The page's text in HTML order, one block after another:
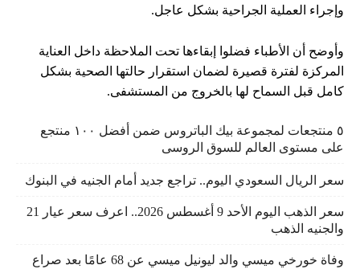
وإجراء العملية الجراحية بشكل عاجل.
وأوضح أن الأطباء فضلوا إبقاءها تحت الملاحظة داخل العناية
المركزة لفترة قصيرة لضمان استقرار حالتها الصحية بشكل
كامل قبل السماح لها بالخروج من المستشفى.
٥ منتجعات لمجموعة بيك الباتروس ضمن أفضل ١٠٠ منتجع
على مستوى العالم للسوق الروسى
سعر الريال السعودي اليوم.. تراجع جديد أمام الجنيه في البنوك
سعر الذهب اليوم الأحد 9 أغسطس 2026.. اعرف سعر عيار 21
والجنيه الذهب
وفاة خورخي ميسي والد ليونيل ميسي عن 68 عامًا بعد صراع